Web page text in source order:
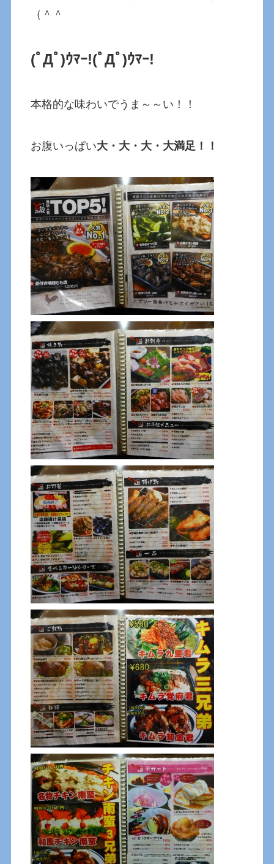
（＾＾
(ﾟДﾟ)ｳﾏｰ!(ﾟДﾟ)ｳﾏｰ!
本格的な味わいでうま～～い！！
お腹いっぱい大・大・大・大満足！！